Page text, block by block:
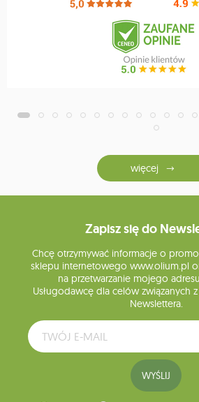
więcej
Zapisz się do
Chcę otrzymywać informacje o
sklepu internetowego www.olium.pl
na przetwarzanie mojego
Usługodawcę dla celów związanych
Newslettera.
WYŚLIJ